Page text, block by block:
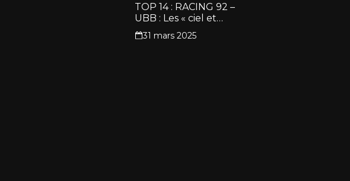
TOP 14 : RACING 92 –
UBB : Les « ciel et
blanc » renouent avec
la victoire
31 mars 2025